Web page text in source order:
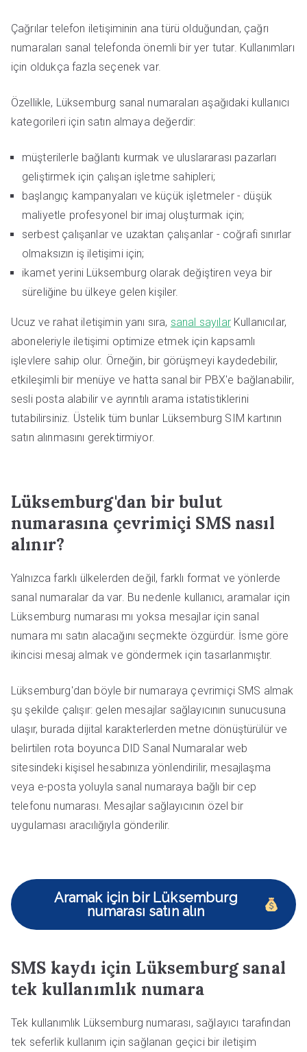
Çağrılar telefon iletişiminin ana türü olduğundan, çağrı
numaraları sanal telefonda önemli bir yer tutar. Kullanımları
için oldukça fazla seçenek var.
Özellikle, Lüksemburg sanal numaraları aşağıdaki kullanıcı
kategorileri için satın almaya değerdir:
müşterilerle bağlantı kurmak ve uluslararası pazarları
geliştirmek için çalışan işletme sahipleri;
başlangıç kampanyaları ve küçük işletmeler - düşük
maliyetle profesyonel bir imaj oluşturmak için;
serbest çalışanlar ve uzaktan çalışanlar - coğrafi sınırlar
olmaksızın iş iletişimi için;
ikamet yerini Lüksemburg olarak değiştiren veya bir
süreliğine bu ülkeye gelen kişiler.
Ucuz ve rahat iletişimin yanı sıra, sanal sayılarKullanıcılar,
aboneleriyle iletişimi optimize etmek için kapsamlı
işlevlere sahip olur. Örneğin, bir görüşmeyi kaydedebilir,
etkileşimli bir menüye ve hatta sanal bir PBX'e bağlanabilir,
sesli posta alabilir ve ayrıntılı arama istatistiklerini
tutabilirsiniz. Üstelik tüm bunlar Lüksemburg SIM kartının
satın alınmasını gerektirmiyor.
Lüksemburg'dan bir bulut
numarasına çevrimiçi SMS nasıl
alınır?
Yalnızca farklı ülkelerden değil, farklı format ve yönlerde
sanal numaralar da var. Bu nedenle kullanıcı, aramalar için
Lüksemburg numarası mı yoksa mesajlar için sanal
numara mı satın alacağını seçmekte özgürdür. İsme göre
ikincisi mesaj almak ve göndermek için tasarlanmıştır.
Lüksemburg'dan böyle bir numaraya çevrimiçi SMS almak
şu şekilde çalışır: gelen mesajlar sağlayıcının sunucusuna
ulaşır, burada dijital karakterlerden metne dönüştürülür ve
belirtilen rota boyunca DID Sanal Numaralar web
sitesindeki kişisel hesabınıza yönlendirilir, mesajlaşma
veya e-posta yoluyla sanal numaraya bağlı bir cep
telefonu numarası. Mesajlar sağlayıcının özel bir
uygulaması aracılığıyla gönderilir.
Aramak için bir Lüksemburg
numarası satın alın
SMS kaydı için Lüksemburg sanal
tek kullanımlık numara
Tek kullanımlık Lüksemburg numarası, sağlayıcı tarafından
tek seferlik kullanım için sağlanan geçici bir iletişim